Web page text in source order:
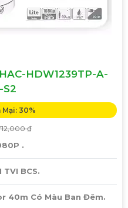
HDW1239TP-A-
S2
Mại: 30%
₫
.
TVI BCS.
40m Có Màu Ban Đêm.